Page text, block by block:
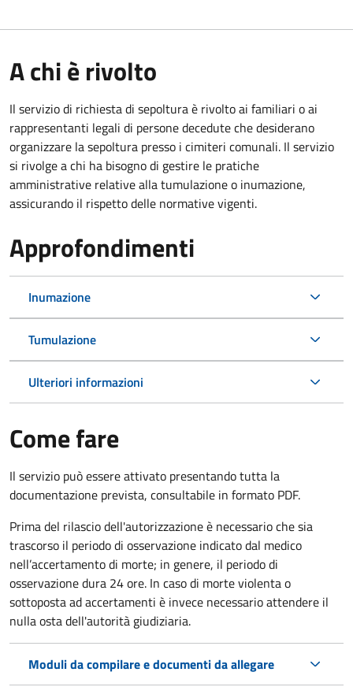
A chi è rivolto
Il servizio di richiesta di sepoltura è rivolto ai familiari o ai
rappresentanti legali di persone decedute che desiderano
organizzare la sepoltura presso i cimiteri comunali. Il servizio
si rivolge a chi ha bisogno di gestire le pratiche
amministrative relative alla tumulazione o inumazione,
assicurando il rispetto delle normative vigenti.
Approfondimenti
Inumazione
Tumulazione
Ulteriori informazioni
Come fare
Il servizio può essere attivato presentando tutta la
documentazione prevista, consultabile in formato PDF.
Prima del rilascio dell'autorizzazione è necessario che sia
trascorso il periodo di osservazione indicato dal medico
nell’accertamento di morte; in genere, il periodo di
osservazione dura 24 ore. In caso di morte violenta o
sottoposta ad accertamenti è invece necessario attendere il
nulla osta dell'autorità giudiziaria.
Moduli da compilare e documenti da allegare